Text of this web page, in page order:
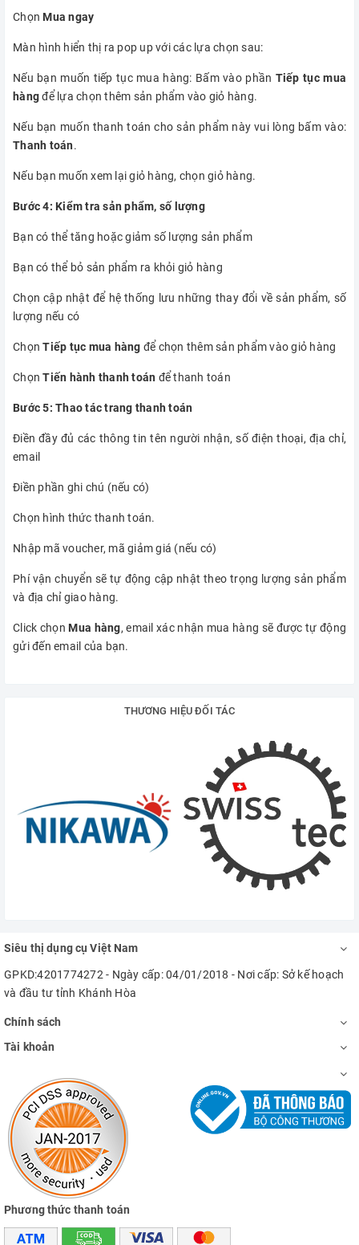
Chọn Mua ngay
Màn hình hiển thị ra pop up với các lựa chọn sau:
Nếu bạn muốn tiếp tục mua hàng: Bấm vào phần Tiếp tục mua
hàngđể lựa chọn thêm sản phẩm vào giỏ hàng.
Nếu bạn muốn thanh toán cho sản phẩm này vui lòng bấm vào:
Thanh toán.
Nếu bạn muốn xem lại giỏ hàng, chọn giỏ hàng.
Bước 4: Kiểm tra sản phẩm, số lượng
Bạn có thể tăng hoặc giảm số lượng sản phẩm
Bạn có thể bỏ sản phẩm ra khỏi giỏ hàng
Chọn cập nhật để hệ thống lưu những thay đổi về sản phẩm, số
lượng nếu có
ChọnTiếp tục mua hàng để chọn thêm sản phẩm vào giỏ hàng
ChọnTiến hành thanh toán để thanh toán
Bước 5: Thao tác trang thanh toán
Điền đầy đủ các thông tin tên người nhận, số điện thoại, địa chỉ,
email
Điền phần ghi chú (nếu có)
Chọn hình thức thanh toán.
Nhập mã voucher, mã giảm giá (nếu có)
Phí vận chuyển sẽ tự động cập nhật theo trọng lượng sản phẩm
và địa chỉ giao hàng.
Click chọn Mua hàng, email xác nhận mua hàng sẽ được tự động
gửi đến email của bạn.
THƯƠNG HIỆU ĐỐI TÁC
Siêu thị dụng cụ Việt Nam
GPKD:4201774272 - Ngày cấp: 04/01/2018 - Nơi cấp: Sở kế hoạch
và đầu tư tỉnh Khánh Hòa
Chính sách
Tài khoản
Phương thức thanh toán